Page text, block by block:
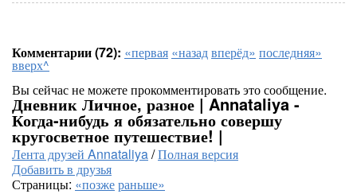
Комментарии (72): «первая «назадвперёд» последняя»
вверх^
Вы сейчас не можете прокомментировать это сообщение.
Дневник Личное, разное | Annataliya -
Когда-нибудь я обязательно совершу
кругосветное путешествие! |
Лента друзей Annataliya/Полная версия
Добавить в друзья
Страницы: «позжераньше»